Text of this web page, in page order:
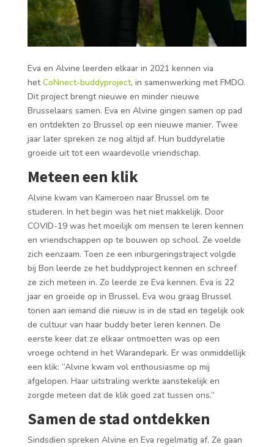
Eva en Alvine leerden elkaar in 2021 kennen via
hetCoNnect-buddyproject, in samenwerking met FMDO.
Dit project brengt nieuwe en minder nieuwe
Brusselaars samen. Eva en Alvine gingen samen op pad
en ontdekten zo Brussel op een nieuwe manier. Twee
jaar later spreken ze nog altijd af. Hun buddyrelatie
groeide uit tot een waardevolle vriendschap.
Meteen een klik
Alvine kwam van Kameroen naar Brussel om te
studeren. In het begin was het niet makkelijk. Door
COVID-19 was het moeilijk om mensen te leren kennen
en vriendschappen op te bouwen op school. Ze voelde
zich eenzaam. Toen ze een inburgeringstraject volgde
bij Bon leerde ze het buddyproject kennen en schreef
ze zich meteen in. Zo leerde ze Eva kennen. Eva is 22
jaar en groeide op in Brussel. Eva wou graag Brussel
tonen aan iemand die nieuw is in de stad en tegelijk ook
de cultuur van haar buddy beter leren kennen. De
eerste keer dat ze elkaar ontmoetten was op een
vroege ochtend in het Warandepark. Er was onmiddellijk
een klik: “Alvine kwam vol enthousiasme op mij
afgelopen. Haar uitstraling werkte aanstekelijk en
zorgde meteen dat de klik goed zat tussen ons.”
Samen de stad ontdekken
Sindsdien spreken Alvine en Eva regelmatig af. Ze gaan